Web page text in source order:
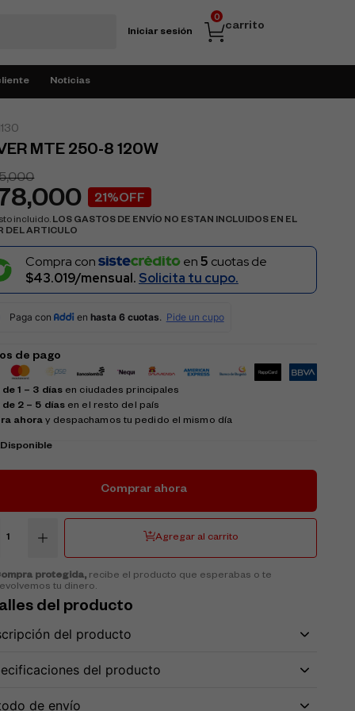
Iniciar sesión carrito
0
Noticias
MTE 250-8 120W
21%OFF
incluido. LOS GASTOS DE ENVÍO NO ESTAN INCLUIDOS EN EL
DEL ARTICULO
Compra con en5 cuotas de
$43.019/mensual. Solicita tu cupo.
de pago
1 – 3 días en ciudades principales
2 – 5 días en el resto del país
ahora y despachamos tu pedido el mismo día
Disponible
Comprar ahora
Agregar al carrito
protegida,recibe el producto que esperabas o te
tu dinero.
del producto
del producto
del producto
de envío